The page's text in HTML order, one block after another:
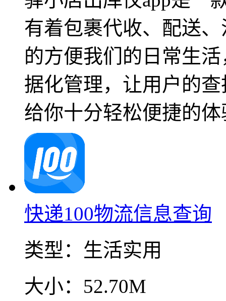
有着包裹代收、配送
的方便我们的日常生
据化管理，让用户的
给你十分轻松便捷的体
快递100物流信息查询
类型： 生活实用
大小： 52.70M